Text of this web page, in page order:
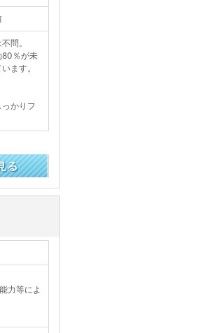
問。
80％が未
ます。
かりフ
力等によ